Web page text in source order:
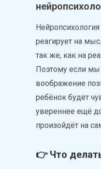
реагирует на
так же, как на
Поэтому если мы
воображение
ребёнок будет
увереннее ещё
произойдёт на
👉 Что